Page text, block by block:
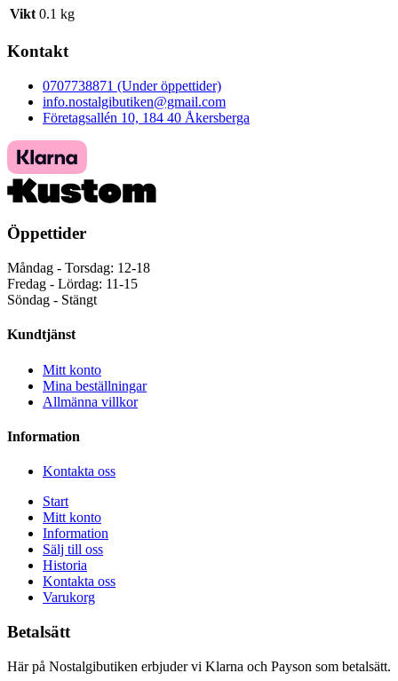
Vikt 0.1 kg
Kontakt
0707738871 (Under öppettider)
info.nostalgibutiken@gmail.com
Företagsallén 10, 184 40 Åkersberga
Öppettider
Måndag - Torsdag: 12-18
Fredag - Lördag: 11-15
Söndag - Stängt
Kundtjänst
Mitt konto
Mina beställningar
Allmänna villkor
Information
Kontakta oss
Start
Mitt konto
Information
Sälj till oss
Historia
Kontakta oss
Varukorg
Betalsätt
Här på Nostalgibutiken erbjuder vi Klarna och Payson som betalsätt.